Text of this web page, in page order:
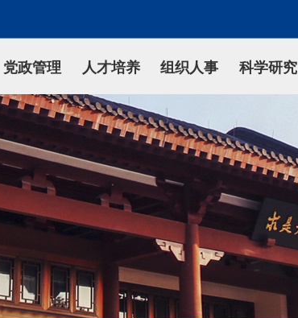
党政管理 人才培养 组织人事 科学研究